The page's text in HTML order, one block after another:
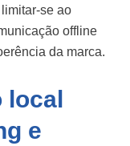
se ao
offline
da marca.
local
e